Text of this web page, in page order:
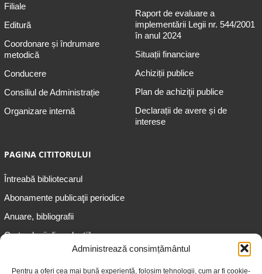
Administrează consimțământul
Pentru a oferi cea mai bună experiență, folosim tehnologii, cum ar fi cookie-
Filiale
Editură
Coordonare și îndrumare
metodică
Conducere
Consiliul de Administrație
Organizare internă
Raport de evaluare a
implementării Legii nr. 544/2001
în anul 2024
Situații financiare
Achiziții publice
Plan de achiziţii publice
Declarații de avere și de
interese
PAGINA CITITORULUI
Întreabă bibliotecarul
Abonamente publicaţii periodice
Anuare, bibliografii
Cartea lunii din colecțiile